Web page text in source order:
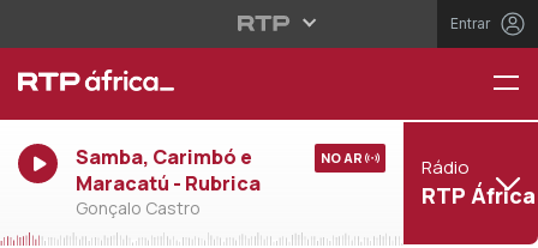
Entrar
Samba, Carimbó e
Maracatú - Rubrica
Gonçalo Castro
NO AR Rádio
RTP África